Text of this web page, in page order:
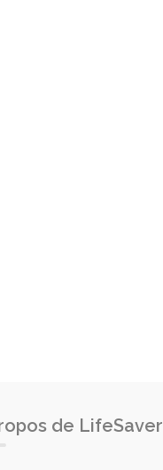
de LifeSaver